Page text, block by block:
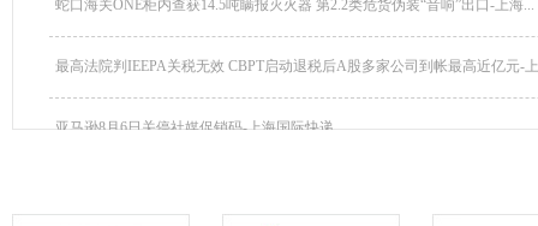
蛇口海关ONE柜内查获14.5吨瞒报灭火器 第2.2类危货伪装“音响”出口-上海...
最高法院判IEEPA关税无效 CBPT启动退税后A股多家公司到帐最高近亿元-
亚马逊8月6日关停社媒促销码-上海国际快递